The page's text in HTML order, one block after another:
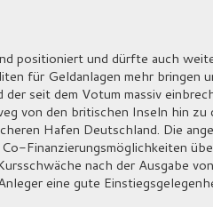
positioniert und dürfte auch
für Geldanlagen mehr bringen
seit dem Votum massiv
von den britischen Inseln hin
Hafen Deutschland. Die
Finanzierungsmöglichkeiten
nach der Ausgabe
eine gute